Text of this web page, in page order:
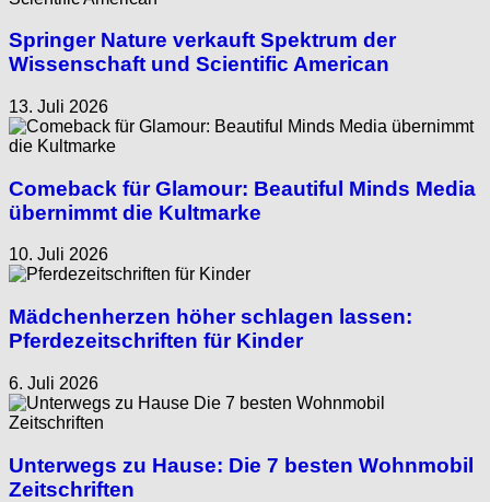
Springer Nature verkauft Spektrum der
Wissenschaft und Scientific American
13. Juli 2026
Comeback für Glamour: Beautiful Minds Media
übernimmt die Kultmarke
10. Juli 2026
Mädchenherzen höher schlagen lassen:
Pferdezeitschriften für Kinder
6. Juli 2026
Unterwegs zu Hause: Die 7 besten Wohnmobil
Zeitschriften